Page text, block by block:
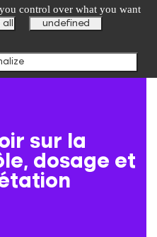
sur la
dosage et
control over what you want
undefined